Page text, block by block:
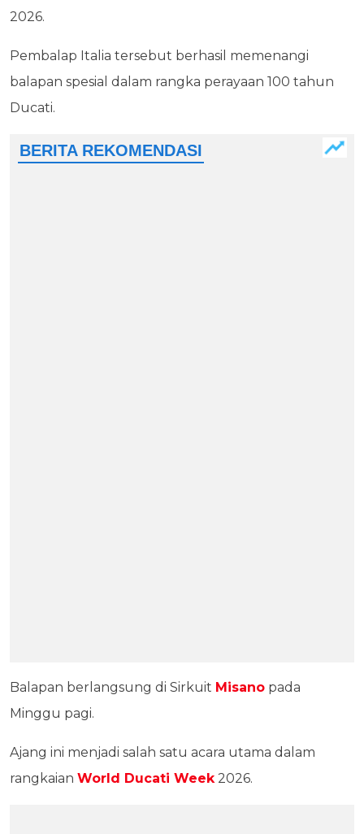
2026.
Pembalap Italia tersebut berhasil memenangi
balapan spesial dalam rangka perayaan 100 tahun
Ducati.
Balapan berlangsung di Sirkuit Misano pada
Minggu pagi.
Ajang ini menjadi salah satu acara utama dalam
rangkaian World Ducati Week2026.